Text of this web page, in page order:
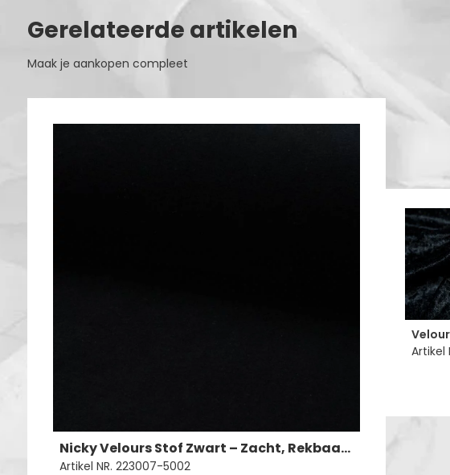
Gerelateerde artikelen
Maak je aankopen compleet
Nicky Velours Stof Zwart – Zacht, Rekbaar & Ademend
Artikel NR. 223007-5002
Artikel